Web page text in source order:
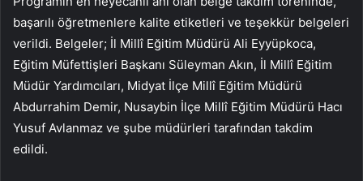
başarılı öğretmenlere kalite etiketleri ve teşekkür belgeleri
verildi. Belgeler; İl Millî Eğitim Müdürü Ali Eyyüpkoca,
Eğitim Müfettişleri Başkanı Süleyman Akın, İl Millî Eğitim
Müdür Yardımcıları, Midyat İlçe Millî Eğitim Müdürü
Abdurrahim Demir, Nusaybin İlçe Millî Eğitim Müdürü Hacı
Yusuf Avlanmaz ve şube müdürleri tarafından takdim
edildi.